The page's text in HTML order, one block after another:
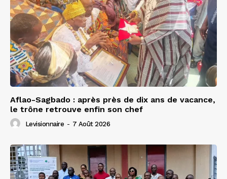
Aflao-Sagbado : après près de dix ans de vacance,
le trône retrouve enfin son chef
Levisionnaire - 7 Août 2026